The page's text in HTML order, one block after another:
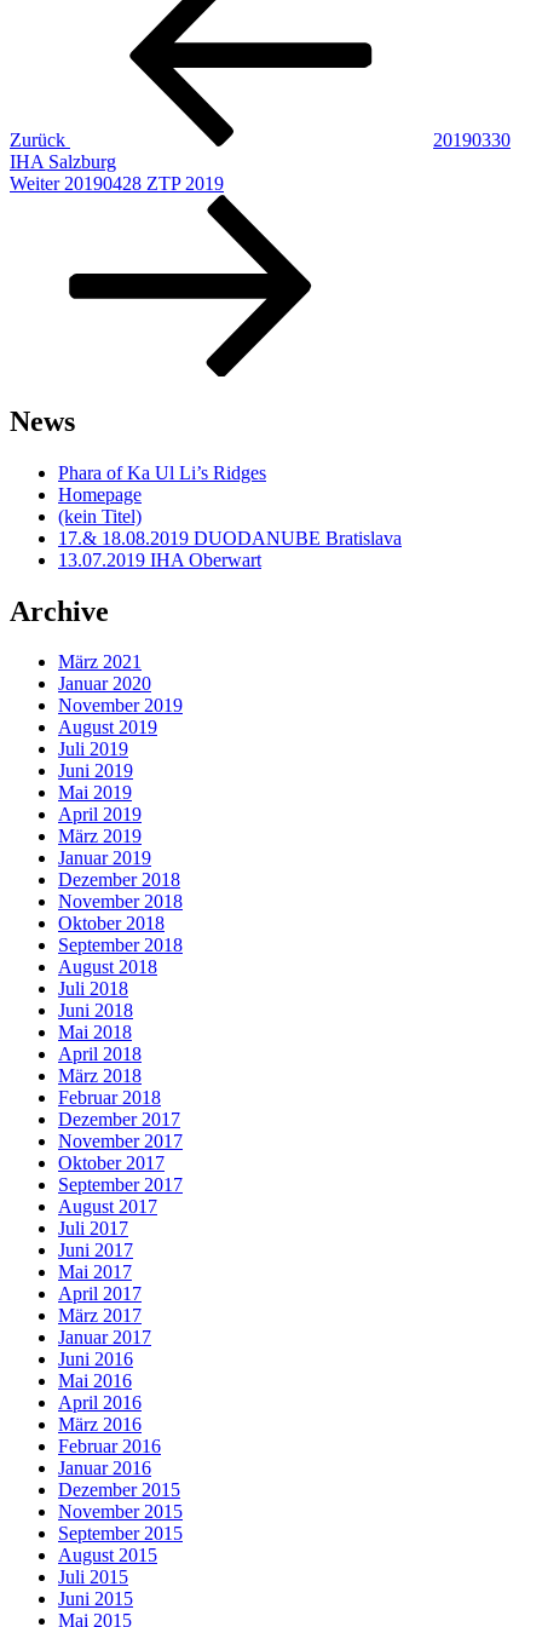
Zurück
20190330
IHA Salzburg
Nächster
Weiter 20190428 ZTP 2019
News
Phara of Ka Ul Li’s Ridges
Homepage
(kein Titel)
17.& 18.08.2019 DUODANUBE Bratislava
13.07.2019 IHA Oberwart
Archive
März 2021
Januar 2020
November 2019
August 2019
Juli 2019
Juni 2019
Mai 2019
April 2019
März 2019
Januar 2019
Dezember 2018
November 2018
Oktober 2018
September 2018
August 2018
Juli 2018
Juni 2018
Mai 2018
April 2018
März 2018
Februar 2018
Dezember 2017
November 2017
Oktober 2017
September 2017
August 2017
Juli 2017
Juni 2017
Mai 2017
April 2017
März 2017
Januar 2017
Juni 2016
Mai 2016
April 2016
März 2016
Februar 2016
Januar 2016
Dezember 2015
November 2015
September 2015
August 2015
Juli 2015
Juni 2015
Mai 2015